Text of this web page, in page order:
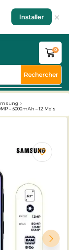
Rechercher
0
– 5000mAh – 12 Mois
Installer ×